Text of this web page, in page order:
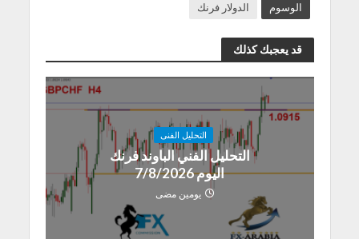
الوسوم الدولار فرنك
قد يعجبك كذلك
التحليل الفنى
التحليل الفني الباوند فرنك
اليوم 7/8/2026
يومين مضى